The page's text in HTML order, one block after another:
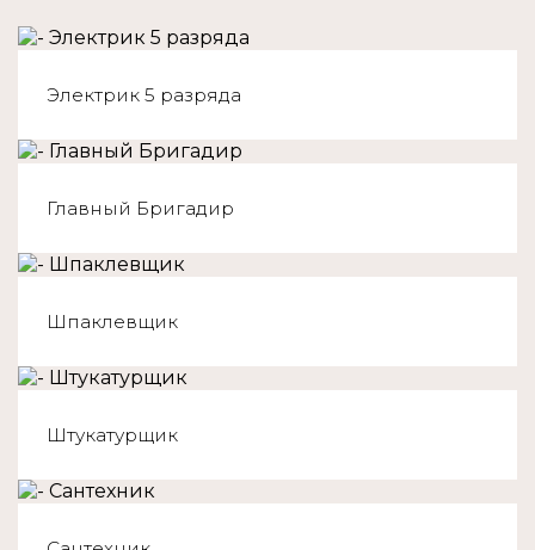
Электрик 5 разряда
Главный Бригадир
Шпаклевщик
Штукатурщик